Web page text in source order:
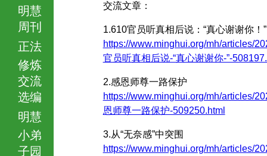
明慧
周刊
正法
修炼
交流
选编
明慧
小弟
子园
交流文章：
1.610官员听真相后说：“真心谢谢你！”
https://www.minghui.org/mh/articles/
官员听真相后说-“真心谢谢你-”-
2.感恩师尊一路保护
https://www.minghui.org/mh/articles/
恩师尊一路保护-509250.html
3.从“无奈感”中突围
https://www.minghui.org/mh/articles/